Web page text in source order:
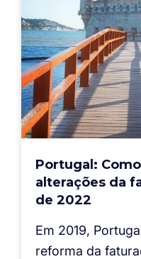
Portugal:
alterações da
de 2022
Em 2019,
reforma da